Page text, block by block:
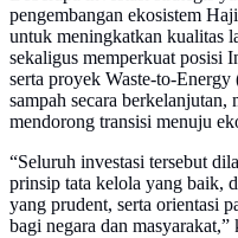
pengembangan ekosistem
untuk meningkatkan kualitas
sekaligus memperkuat posisi
serta proyek Waste-to-
sampah secara
mendorong transisi menuju
“Seluruh investasi tersebut
prinsip tata kelola yang baik,
yang prudent, serta orientasi
bagi negara dan masyarakat,”